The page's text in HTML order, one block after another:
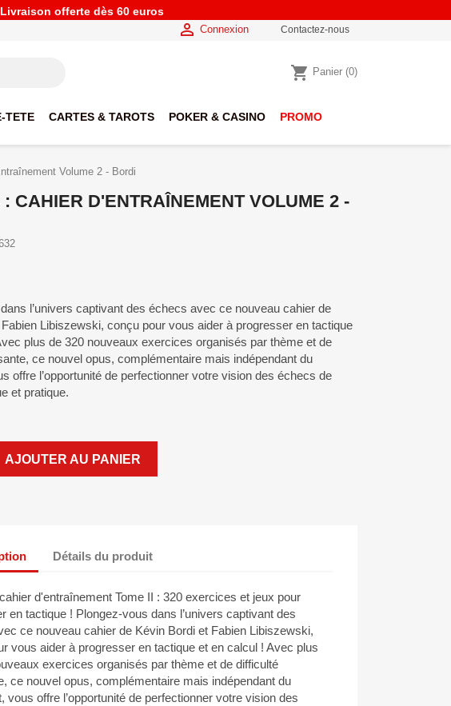
offerte dès 60 euros
 Connexion Contactez-nous
shopping_cart Panier (0)
TETE CARTES & TAROTS POKER & CASINO PROMO
Volume 2 - Bordi
: CAHIER D'ENTRAÎNEMENT VOLUME 2 -
l’univers captivant des échecs avec ce nouveau cahier de
Libiszewski, conçu pour vous aider à progresser en tactique
plus de 320 nouveaux exercices organisés par thème et de
ce nouvel opus, complémentaire mais indépendant du
offre l’opportunité de perfectionner votre vision des échecs de
et pratique.
AJOUTER AU PANIER
Détails du produit
d'entraînement Tome II : 320 exercices et jeux pour
en tactique ! Plongez-vous dans l’univers captivant des
ce nouveau cahier de Kévin Bordi et Fabien Libiszewski,
vous aider à progresser en tactique et en calcul ! Avec plus
exercices organisés par thème et de difficulté
ce nouvel opus, complémentaire mais indépendant du
vous offre l’opportunité de perfectionner votre vision des